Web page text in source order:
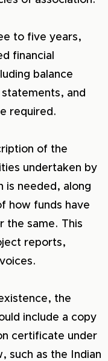
to five years,
financial
balance
and
required.
of the
undertaken by
is needed, along
how funds have
the same. This
reports,
the
include a copy
certificate under
such as the Indian